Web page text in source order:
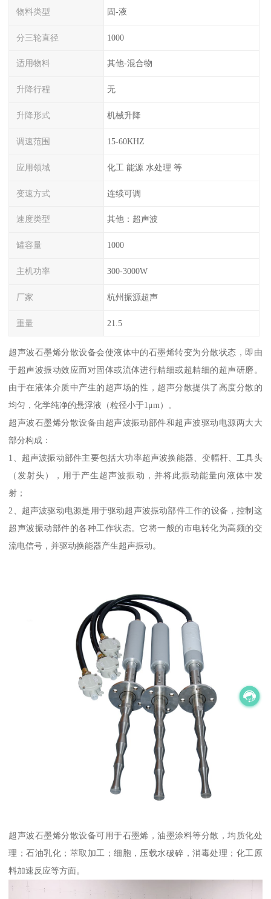
物料类型 固-液
分三轮直径 1000
适用物料 其他-混合物
升降行程 无
升降形式 机械升降
调速范围 15-60KHZ
应用领域 化工 能源 水处理 等
变速方式 连续可调
速度类型 其他：超声波
罐容量 1000
主机功率 300-3000W
厂家 杭州振源超声
重量 21.5
超声波石墨烯分散设备会使液体中的石墨烯转变为分散状态，即由
于超声波振动效应而对固体或流体进行精细或超精细的超声研磨。
由于在液体介质中产生的超声场的性，超声分散提供了高度分散的
均匀，化学纯净的悬浮液（粒径小于1μm）。
超声波石墨烯分散设备由超声波振动部件和超声波驱动电源两大大
部分构成：
1、超声波振动部件主要包括大功率超声波换能器、变幅杆、工具头
（发射头），用于产生超声波振动，并将此振动能量向液体中发
射；
2、超声波驱动电源是用于驱动超声波振动部件工作的设备，控制这
超声波振动部件的各种工作状态。它将一般的市电转化为高频的交
流电信号，并驱动换能器产生超声振动。
超声波石墨烯分散设备可用于石墨烯，油墨涂料等分散，均质化处
理；石油乳化；萃取加工；细胞，压载水破碎，消毒处理；化工原
料加速反应等方面。